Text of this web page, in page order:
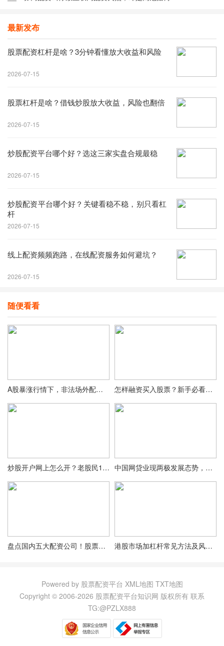
最新发布
股票配资杠杆是啥？3分钟看懂放大收益和风险
2026-07-15
股票杠杆是啥？借钱炒股放大收益，风险也翻倍
2026-07-15
炒股配资平台哪个好？选这三家实盘合规最稳
2026-07-15
炒股配资平台哪个好？关键看稳不稳，别只看杠
杆
2026-07-15
线上配资频频跑路，在线配资服务如何避坑？
2026-07-15
随便看看
A股暴涨行情下，非法场外配资平台向社交平台渗透踪迹 怎样融资买入股票？新手必看杠杆操作全流程
炒股开户网上怎么开？老股民10分钟教你在家搞定 中国网贷业现两极发展态势，股票配资风险引关注
盘点国内五大配资公司！股票市场需求催生众多配资公司 港股市场加杠杆常见方法及风险，你了解多少？
Powered by 股票配资平台 XML地图 TXT地图
Copyright © 2006-2026 股票配资平台知识网 版权所有 联系
TG:@PZLX888